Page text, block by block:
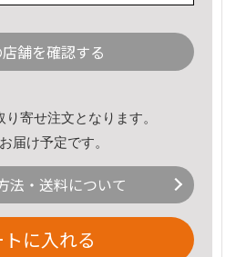
舗を確認する
寄せ注文となります。
届け予定です。
法・送料について
に入れる